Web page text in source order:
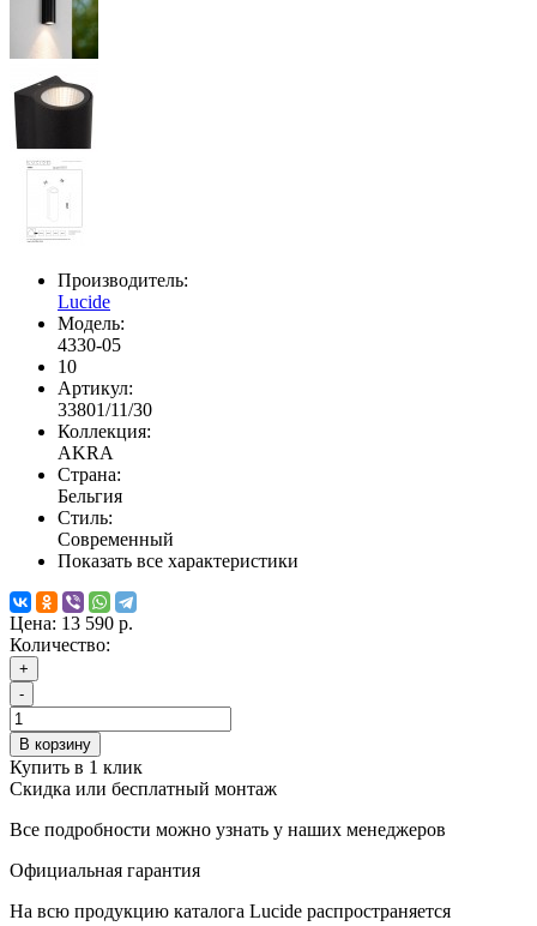
Производитель:
Lucide
Модель:
4330-05
10
Артикул:
33801/11/30
Коллекция:
AKRA
Страна:
Бельгия
Стиль:
Современный
Показать все характеристики
Цена: 13 590 р.
Количество:
+
-
В корзину
Купить в 1 клик
Скидка или бесплатный монтаж
Все подробности можно узнать у наших менеджеров
Официальная гарантия
На всю продукцию каталога Lucide распространяется